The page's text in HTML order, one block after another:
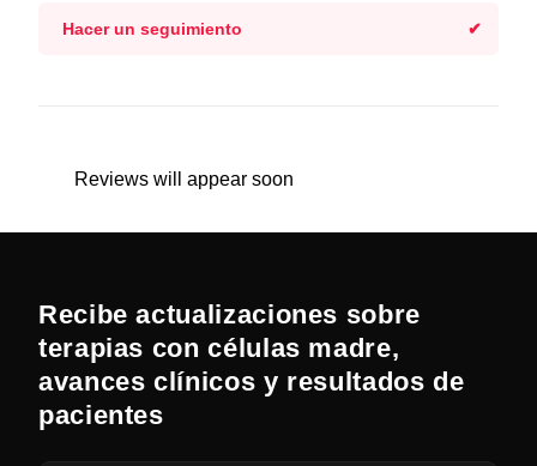
Hacer un seguimiento
Reviews will appear soon
Recibe actualizaciones sobre
terapias con células madre,
avances clínicos y resultados de
pacientes